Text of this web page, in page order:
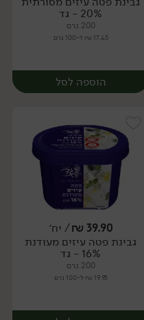
יח׳
20% - גד
200 גרם
17.45 ₪ ל-100 גרם
הוספה לסל
יח׳
39.90
₪/ יח׳
גבינת פטה עיזים מעודנת
16% - גד
200 גרם
19.95 ₪ ל-100 גרם